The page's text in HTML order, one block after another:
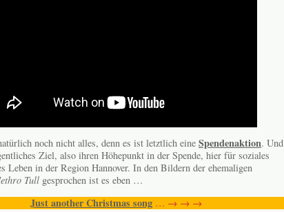
noch nicht alles, denn es ist letztlich eine Spendenaktion. Und
Ziel, also ihren Höhepunkt in der Spende, hier für soziales
Leben in der Region Hannover. In den Bildern der ehemaligen
Tull gesprochen ist es eben …
Just another Christmas song… → → →